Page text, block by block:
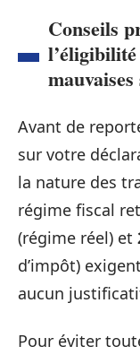
Conseils
Avant de
sur votre
la nature des
régime fiscal
(régime réel) et
d’impôt)
aucun
Pour éviter